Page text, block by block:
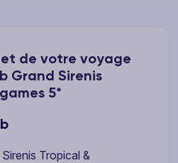
de votre voyage
Grand Sirenis
5*
Tropical &